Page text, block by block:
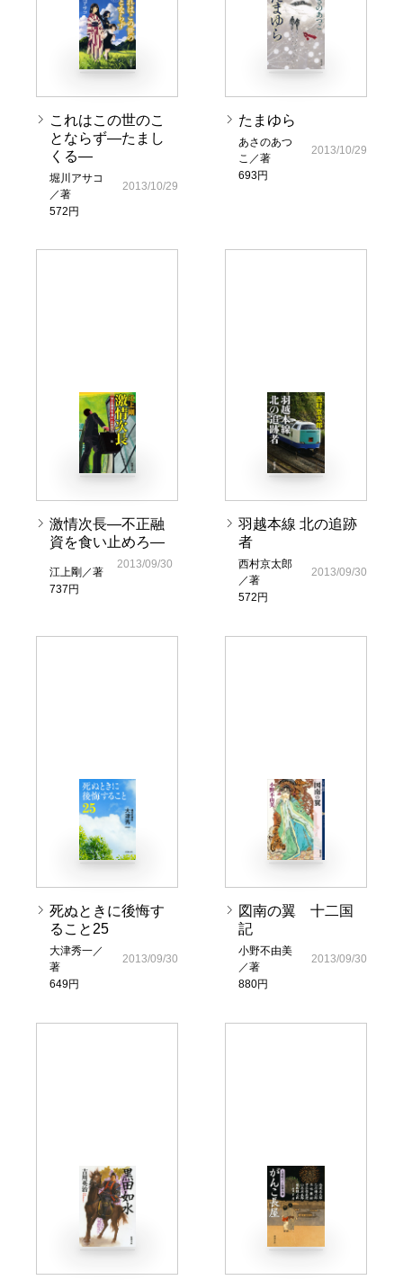
これはこの世のこ
とならず―たまし
くる―
堀川アサコ
／著
572円
2013/10/29
たまゆら
あさのあつ
こ／著
693円
2013/10/29
激情次長―不正融
資を食い止めろ―
江上剛／著
737円
2013/09/30
羽越本線 北の追跡
者
西村京太郎
／著
572円
2013/09/30
死ぬときに後悔す
ること25
大津秀一／
著
649円
2013/09/30
図南の翼 十二国
記
小野不由美
／著
880円
2013/09/30